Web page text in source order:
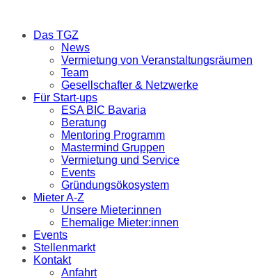
Das TGZ
News
Vermietung von Veranstaltungsräumen
Team
Gesellschafter & Netzwerke
Für Start-ups
ESA BIC Bavaria
Beratung
Mentoring Programm
Mastermind Gruppen
Vermietung und Service
Events
Gründungsökosystem
Mieter A-Z
Unsere Mieter:innen
Ehemalige Mieter:innen
Events
Stellenmarkt
Kontakt
Anfahrt